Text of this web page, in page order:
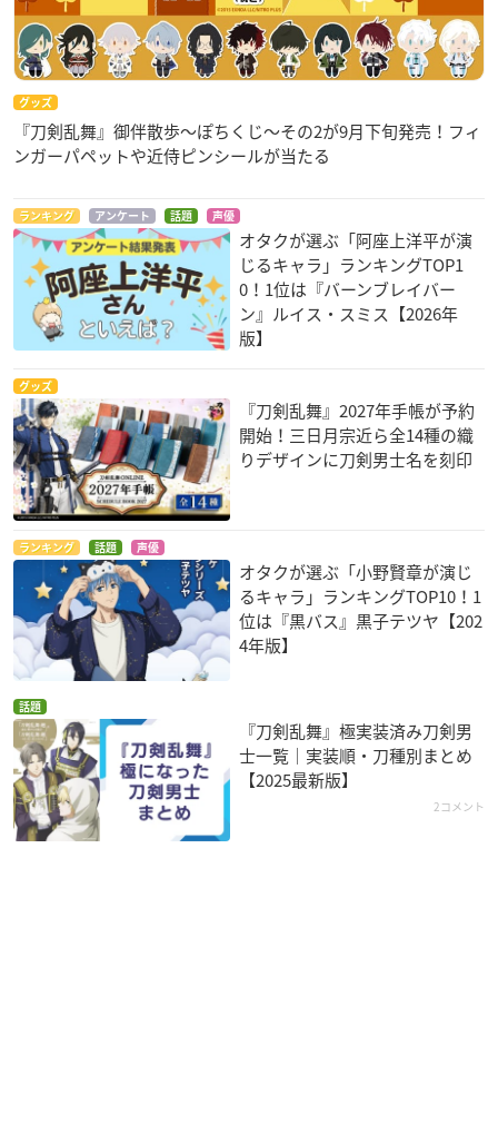
グッズ
『刀剣乱舞』御伴散歩～ぽちくじ～その2が9月下旬発売！フィ
ンガーパペットや近侍ピンシールが当たる
ランキング アンケート 話題 声優
オタクが選ぶ「阿座上洋平が演
じるキャラ」ランキングTOP1
0！1位は『バーンブレイバー
ン』ルイス・スミス【2026年
版】
グッズ
『刀剣乱舞』2027年手帳が予約
開始！三日月宗近ら全14種の織
りデザインに刀剣男士名を刻印
ランキング 話題 声優
オタクが選ぶ「小野賢章が演じ
るキャラ」ランキングTOP10！1
位は『黒バス』黒子テツヤ【202
4年版】
話題
『刀剣乱舞』極実装済み刀剣男
士一覧｜実装順・刀種別まとめ
【2025最新版】
2コメント